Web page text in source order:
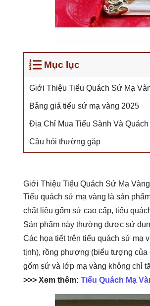
Mục lục
Giới Thiệu Tiểu Quách Sứ Mạ
Bảng giá tiểu sứ mạ vàng 2025
Địa Chỉ Mua Tiểu Sành Và
Câu hỏi thường gặp
Giới Thiệu Tiểu Quách Sứ Mạ Vàng
Tiểu quách sứ mạ vàng là sản
chất liệu gốm sứ cao cấp, tiểu
Sản phẩm này thường được sử
Các họa tiết trên tiểu quách sứ mạ
tịnh), rồng phượng (biểu tượng của
gốm sứ và lớp mạ vàng không chỉ
>>> Xem thêm: Tiểu Quách Mạ